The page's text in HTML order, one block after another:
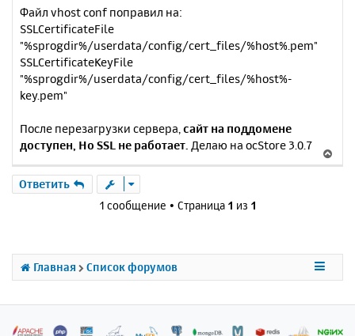
Файл vhost conf поправил на:
SSLCertificateFile
"%sprogdir%/userdata/config/cert_files/%host%.pem"
SSLCertificateKeyFile
"%sprogdir%/userdata/config/cert_files/%host%-
key.pem"
После перезагрузки сервера,сайт на поддомене
доступен, Но SSL не работает. Делаю на ocStore 3.0.7
е
с
н
ч
Ответить
1 сообщение • Страница 1 из 1
Главная Список форумов